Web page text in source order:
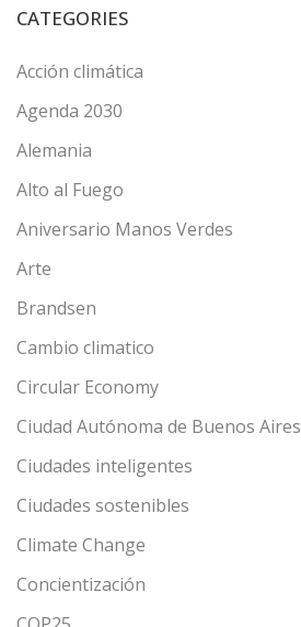
CATEGORIES
Acción climática
Agenda 2030
Alemania
Alto al Fuego
Aniversario Manos Verdes
Arte
Brandsen
Cambio climatico
Circular Economy
Ciudad Autónoma de Buenos Aires
Ciudades inteligentes
Ciudades sostenibles
Climate Change
Concientización